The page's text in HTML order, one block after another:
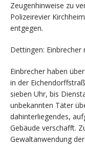
Zeugenhinweise zu
Polizeirevier
entgegen.
Dettingen:
Einbrecher haben
in der
sieben Uhr, bis
unbekannten Täter
dahinterliegendes,
Gebäude verschafft.
Gewaltanwendung